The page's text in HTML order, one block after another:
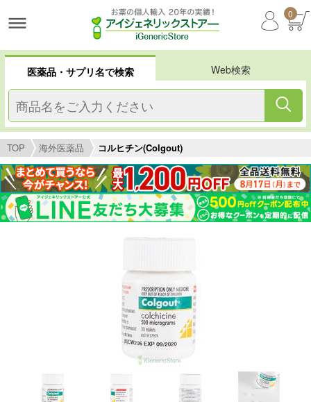
0
医薬品・サプリ名で検索 Web検索
TOP 海外医薬品 コルヒチン(Colgout)